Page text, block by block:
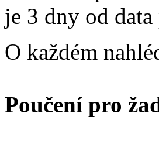
je 3 dny od
O každém
Poučení pro